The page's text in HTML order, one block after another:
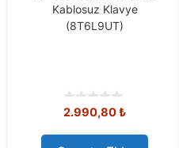
Kablosuz Klavye
(8T6L9UT)
0
u
2.990,80₺